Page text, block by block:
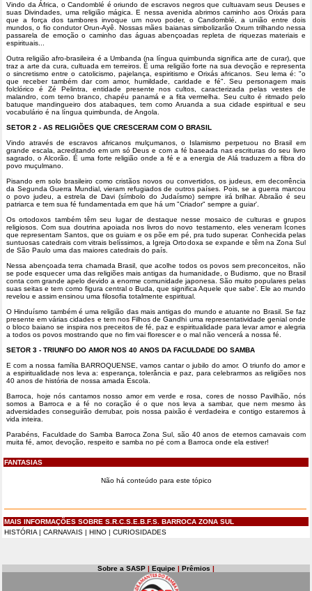
Vindo da África, o Candomblé é oriundo de escravos negros que cultuavam seus Deuses e
suas Divindades, uma religião mágica. E nessa avenida abrimos caminho aos Orixás para
que a força dos tambores invoque um novo poder, o Candomblé, a união entre dois
mundos, o fio condutor Orun-Ayê. Nossas mães baianas simbolizarão Oxum trilhando nessa
passarela de emoção o caminho das águas abençoadas repleta de riquezas materiais e
espirituais...
Outra religião afro-brasileira é a Umbanda (na língua quimbunda significa arte de curar), que
traz a arte da cura, cultuada em terreiros. É uma religião forte na sua devoção e representa
o sincretismo entre o catolicismo, pajelança, espiritismo e Orixás africanos. Seu lema é: "o
que receber também dar com amor, humildade, caridade e fé". Seu personagem mais
folclórico é Zé Pelintra, entidade presente nos cultos, caracterizada pelas vestes de
malandro, com terno branco, chapéu panamá e a fita vermelha. Seu culto é ritmado pelo
batuque mandingueiro dos atabaques, tem como Aruanda a sua cidade espiritual e seu
vocabulário é na língua quimbunda, de Angola.
SETOR 2 - AS RELIGIÕES QUE CRESCERAM COM O BRASIL
Vindo através de escravos africanos mulçumanos, o Islamismo perpetuou no Brasil em
grande escala, acreditando em um só Deus e com a fé baseada nas escrituras do seu livro
sagrado, o Alcorão. É uma forte religião onde a fé e a energia de Alá traduzem a fibra do
povo muçulmano.
Pisando em solo brasileiro como cristãos novos ou convertidos, os judeus, em decorrência
da Segunda Guerra Mundial, vieram refugiados de outros países. Pois, se a guerra marcou
o povo judeu, a estrela de Davi (símbolo do Judaísmo) sempre irá brilhar. Abraão é seu
patriarca e tem sua fé fundamentada em que há um "Criador" sempre a guiar'.
Os ortodoxos também têm seu lugar de destaque nesse mosaico de culturas e grupos
religiosos. Com sua doutrina apoiada nos livros do novo testamento, eles veneram Ícones
que representam Santos, que os guiam e os põe em pé, pra tudo superar. Conhecida pelas
suntuosas catedrais com vitrais belíssimos, a Igreja Ortodoxa se expande e têm na Zona Sul
de São Paulo uma das maiores catedrais do país.
Nessa abençoada terra chamada Brasil, que acolhe todos os povos sem preconceitos, não
se pode esquecer uma das religiões mais antigas da humanidade, o Budismo, que no Brasil
conta com grande apelo devido a enorme comunidade japonesa. São muito populares pelas
suas seitas e tem como figura central o Buda, que significa Aquele que sabe'. Ele ao mundo
revelou e assim ensinou uma filosofia totalmente espiritual.
O Hinduísmo também é uma religião das mais antigas do mundo e atuante no Brasil. Se faz
presente em várias cidades e tem nos Filhos de Gandhi uma representatividade genial onde
o bloco baiano se inspira nos preceitos de fé, paz e espiritualidade para levar amor e alegria
a todos os povos mostrando que no fim vai florescer e o mal não vencerá a nossa fé.
SETOR 3 - TRIUNFO DO AMOR NOS 40 ANOS DA FACULDADE DO SAMBA
E com a nossa família BARROQUENSE, vamos cantar o jubilo do amor. O triunfo do amor e
a espiritualidade nos leva a: esperança, tolerância e paz, para celebrarmos as religiões nos
40 anos de história de nossa amada Escola.
Barroca, hoje nós cantamos nosso amor em verde e rosa, cores de nosso Pavilhão, nós
somos a Barroca e a fé no coração é o que nos leva a sambar, que nem mesmo às
adversidades conseguirão derrubar, pois nossa paixão é verdadeira e contigo estaremos à
vida inteira.
Parabéns, Faculdade do Samba Barroca Zona Sul, são 40 anos de eternos carnavais com
muita fé, amor, devoção, respeito e samba no pé com a Barroca onde ela estiver!
FANTASIAS
Não há conteúdo para este tópico
MAIS INFORMAÇÕES SOBRE S.R.C.S.E.B.F.S. BARROCA ZONA SUL
HISTÓRIA | CARNAVAIS | HINO | CURIOSIDADES
Sobre a SASP | Equipe | Prêmios |